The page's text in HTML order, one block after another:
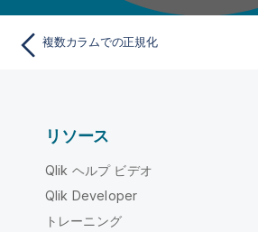
複数カラムでの正規化
リソース
Qlik ヘルプ ビデオ
Qlik Developer
トレーニング